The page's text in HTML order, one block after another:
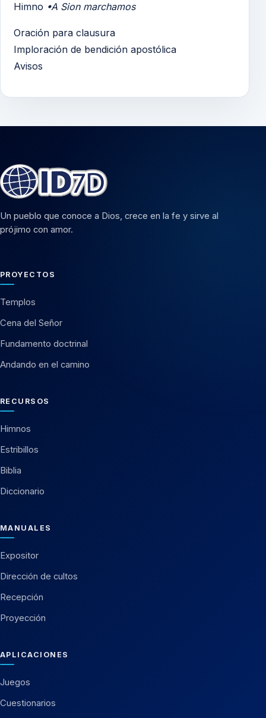
Himno •A Sion marchamos
Oración para clausura
Imploración de bendición apostólica
Avisos
Un pueblo que conoce a Dios, crece en la fe y sirve al
prójimo con amor.
PROYECTOS
Templos
Cena del Señor
Fundamento doctrinal
Andando en el camino
RECURSOS
Himnos
Estribillos
Biblia
Diccionario
MANUALES
Expositor
Dirección de cultos
Recepción
Proyección
APLICACIONES
Juegos
Cuestionarios